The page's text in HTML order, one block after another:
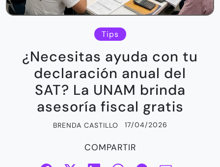
Tips
¿Necesitas ayuda con tu
declaración anual del
SAT? La UNAM brinda
asesoría fiscal gratis
BRENDA CASTILLO 17/04/2026
COMPARTIR